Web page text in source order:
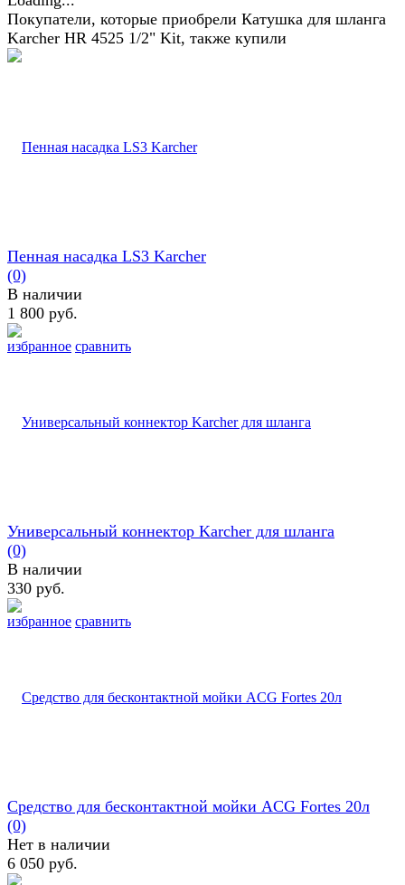
Покупатели, которые приобрели Катушка для шланга
Karcher HR 4525 1/2" Kit, также купили
избранное сравнить
Пенная насадка LS3 Karcher
(0)
В наличии
1 800 руб.
избранное сравнить
Универсальный коннектор Karcher для шланга
(0)
В наличии
330 руб.
Средство для бесконтактной мойки ACG Fortes 20л
(0)
Нет в наличии
6 050 руб.